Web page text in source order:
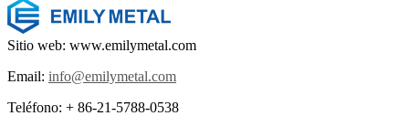
Sitio web: www.emilymetal.com
Email: info@emilymetal.com
Teléfono: + 86-21-5788-0538